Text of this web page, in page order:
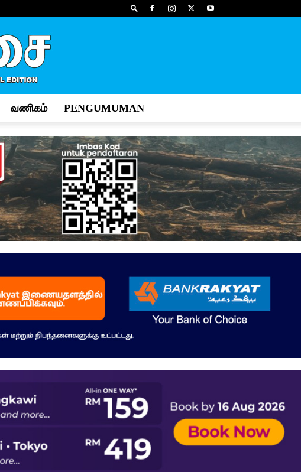
வணிகம் PENGUMUMAN